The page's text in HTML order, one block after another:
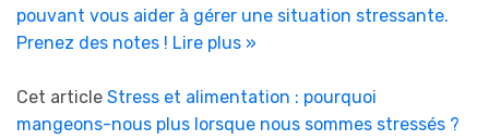
pouvant vous aider à gérer une situation stressante.
Prenez des notes ! Lire plus »
Cet article Stress et alimentation : pourquoi
mangeons-nous plus lorsque nous sommes stressés ?